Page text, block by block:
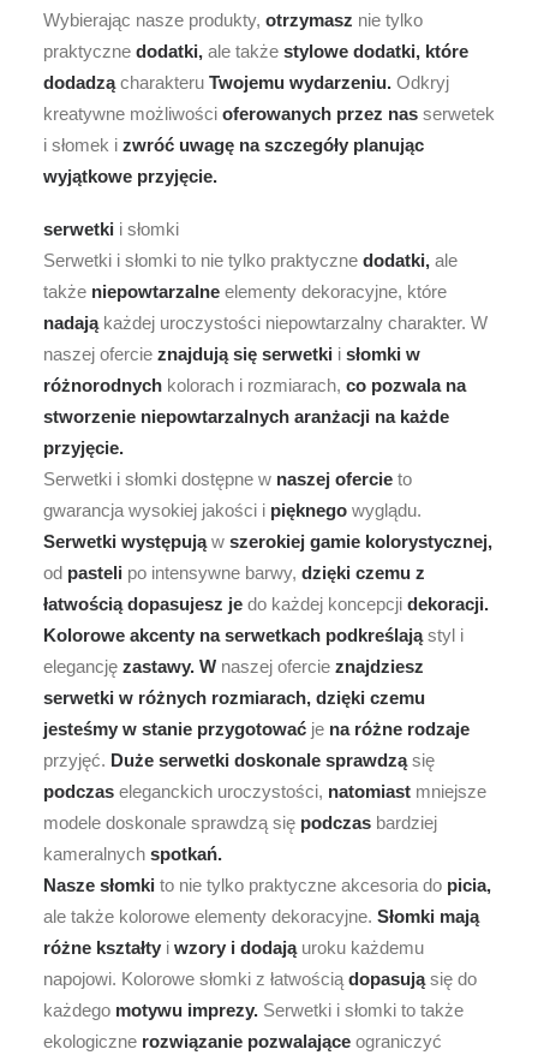
Wybierając nasze produkty, otrzymasz nie tylko
praktyczne dodatki, ale także stylowe dodatki, które
dodadzącharakteru Twojemu wydarzeniu. Odkryj
kreatywne możliwości oferowanych przez nas serwetek
i słomek i zwróć uwagę na szczegóły planując
wyjątkowe przyjęcie.
serwetki i słomki
Serwetki i słomki to nie tylko praktyczne dodatki, ale
także niepowtarzalne elementy dekoracyjne, które
nadająkażdej uroczystości niepowtarzalny charakter. W
naszej ofercie znajdują się serwetki i słomki w
różnorodnych kolorach i rozmiarach, co pozwala na
stworzenie niepowtarzalnych aranżacji na każde
przyjęcie.
Serwetki i słomki dostępne w naszej ofercie to
gwarancja wysokiej jakości i pięknego wyglądu.
Serwetki występująw szerokiej gamie kolorystycznej,
od pasteli po intensywne barwy, dzięki czemu z
łatwością dopasujesz je do każdej koncepcji dekoracji.
Kolorowe akcenty na serwetkach podkreślająstyl i
elegancję zastawy. W naszej ofercie znajdziesz
serwetki w różnych rozmiarach, dzięki czemu
jesteśmy w stanie przygotować je na różne rodzaje
przyjęć. Duże serwetki doskonale sprawdząsię
podczas eleganckich uroczystości, natomiast mniejsze
modele doskonale sprawdzą się podczas bardziej
kameralnych spotkań.
Nasze słomki to nie tylko praktyczne akcesoria do picia,
ale także kolorowe elementy dekoracyjne. Słomki mają
różne kształty i wzory i dodająuroku każdemu
napojowi. Kolorowe słomki z łatwością dopasująsię do
każdego motywu imprezy. Serwetki i słomki to także
ekologiczne rozwiązanie pozwalające ograniczyć